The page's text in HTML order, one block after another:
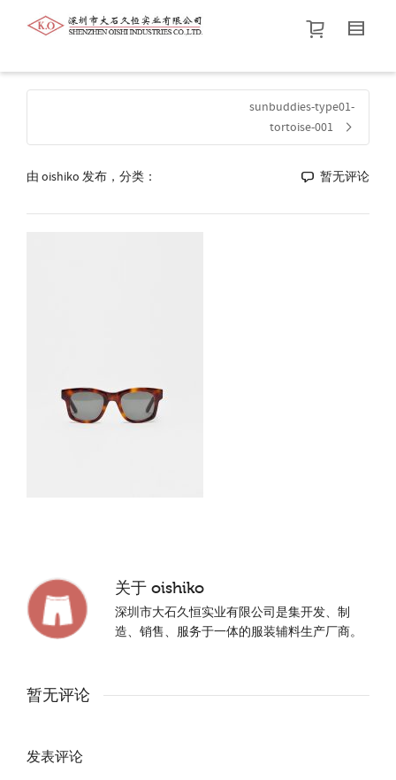
帮我查找新的衬衫尺码
价格介于
默认品牌.
sunbuddies-type01-
tortoise-001
由 oishiko 发布，分类： 暂无评论
关于 oishiko
深圳市大石久恒实业有限公司是集开发、制
造、销售、服务于一体的服装辅料生产厂商。
暂无评论
发表评论